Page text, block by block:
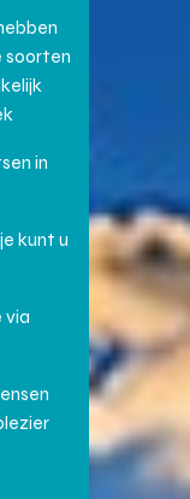
soorten
in
kunt u
via